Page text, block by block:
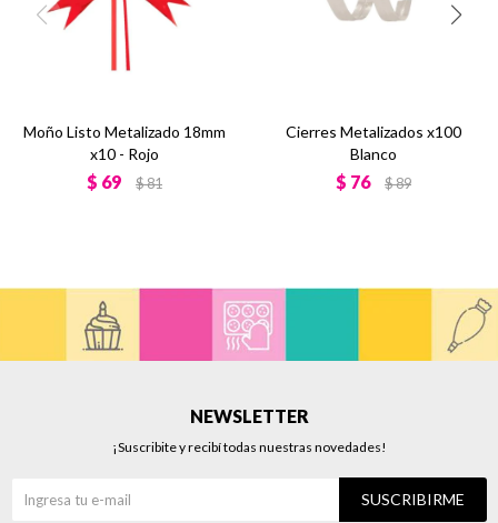
Moño Listo Metalizado 18mm
x10 - Rojo
$ 69 $81
Cierres Metalizados x100
Blanco
$ 76 $89
NEWSLETTER
¡Suscribite y recibí todas nuestras novedades!
SUSCRIBIRME